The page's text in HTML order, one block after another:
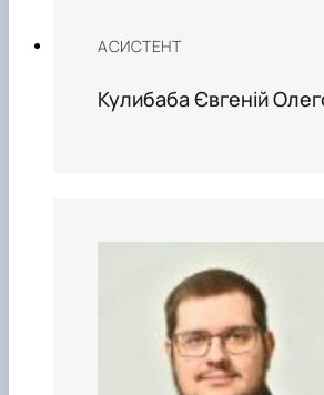
АСИСТЕНТ
Кулибаба Євгеній